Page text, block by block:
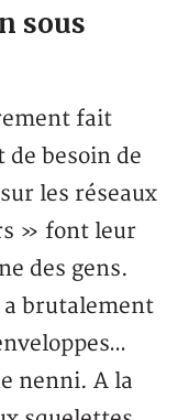
sous
fait
besoin de
les réseaux
» font leur
des gens.
a brutalement
nenni. A la